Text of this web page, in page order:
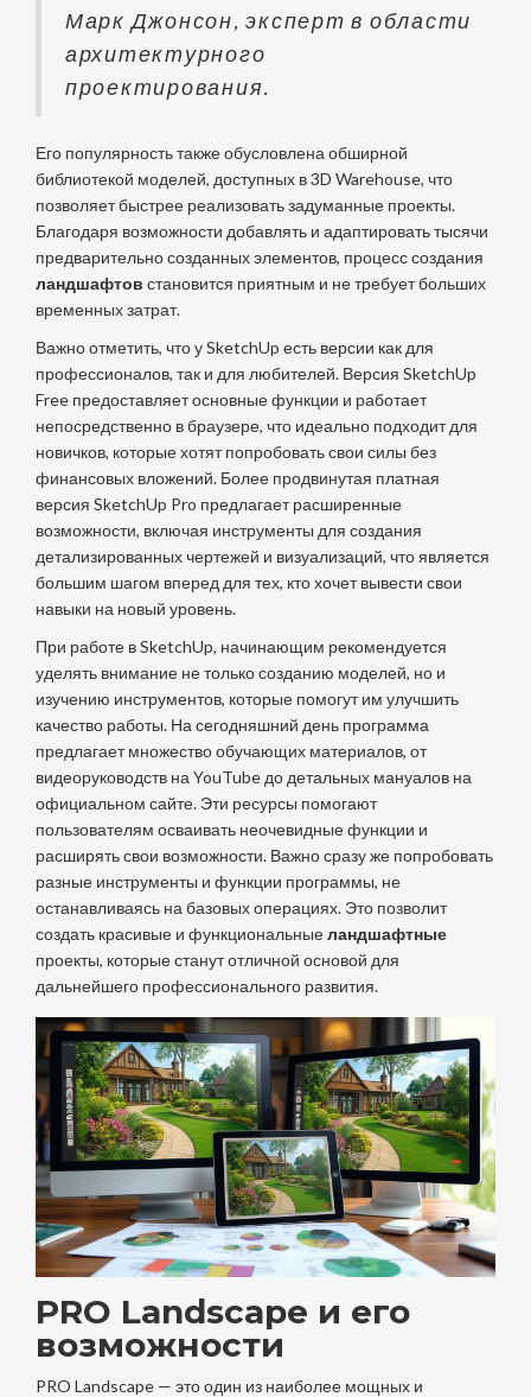
Марк Джонсон, эксперт в области
архитектурного
проектирования.
Его популярность также обусловлена обширной
библиотекой моделей, доступных в 3D Warehouse, что
позволяет быстрее реализовать задуманные проекты.
Благодаря возможности добавлять и адаптировать тысячи
предварительно созданных элементов, процесс создания
ландшафтов становится приятным и не требует больших
временных затрат.
Важно отметить, что у SketchUp есть версии как для
профессионалов, так и для любителей. Версия SketchUp
Free предоставляет основные функции и работает
непосредственно в браузере, что идеально подходит для
новичков, которые хотят попробовать свои силы без
финансовых вложений. Более продвинутая платная
версия SketchUp Pro предлагает расширенные
возможности, включая инструменты для создания
детализированных чертежей и визуализаций, что является
большим шагом вперед для тех, кто хочет вывести свои
навыки на новый уровень.
При работе в SketchUp, начинающим рекомендуется
уделять внимание не только созданию моделей, но и
изучению инструментов, которые помогут им улучшить
качество работы. На сегодняшний день программа
предлагает множество обучающих материалов, от
видеоруководств на YouTube до детальных мануалов на
официальном сайте. Эти ресурсы помогают
пользователям осваивать неочевидные функции и
расширять свои возможности. Важно сразу же попробовать
разные инструменты и функции программы, не
останавливаясь на базовых операциях. Это позволит
создать красивые и функциональныеландшафтные
проекты, которые станут отличной основой для
дальнейшего профессионального развития.
PRO Landscape и его
возможности
PRO Landscape — это один из наиболее мощных и